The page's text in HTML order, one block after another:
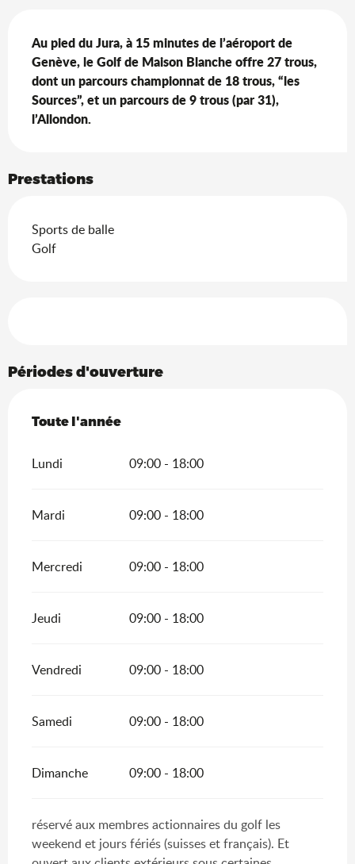
Au pied du Jura, à 15 minutes de l’aéroport de
Genève, le Golf de Maison Blanche offre 27 trous,
dont un parcours championnat de 18 trous, “les
Sources”, et un parcours de 9 trous (par 31),
l’Allondon.
Prestations
Sports de balle
Golf
Périodes d'ouverture
Toute l'année
Toute l'année
Lundi 09:00 - 18:00
Mardi 09:00 - 18:00
Mercredi 09:00 - 18:00
Jeudi 09:00 - 18:00
Vendredi 09:00 - 18:00
Samedi 09:00 - 18:00
Dimanche 09:00 - 18:00
réservé aux membres actionnaires du golf les
weekend et jours fériés (suisses et français). Et